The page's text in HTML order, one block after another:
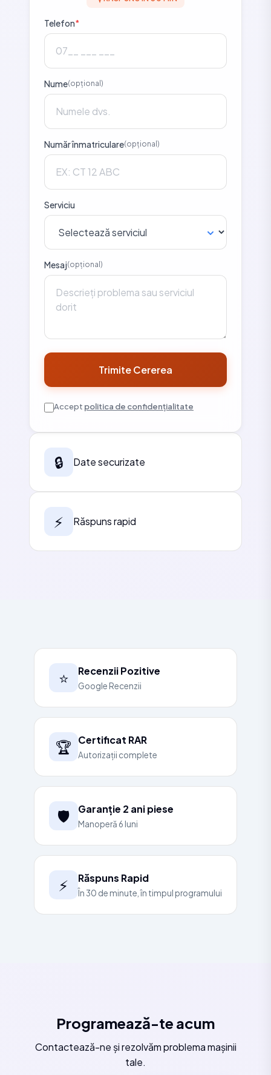
Telefon*
Nume(opțional)
Număr înmatriculare(opțional)
Serviciu
Mesaj(opțional)
Trimite Cererea
Accept politica de confidențialitate
🔒 Date securizate
⚡ Răspuns rapid
⭐ Recenzii Pozitive
Google Recenzii
🏆 Certificat RAR
Autorizații complete
🛡️ Garanție 2 ani piese
Manoperă 6 luni
⚡ Răspuns Rapid
În 30 de minute, în timpul programului
Programează-te acum
Contactează-ne și rezolvăm problema mașinii
tale.